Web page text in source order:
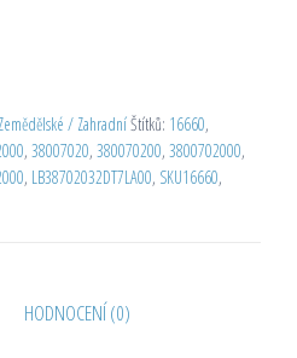
/ ZahradníŠtítků: 16660,
, 38007020, 380070200, 3800702000,
, LB38702032DT7LA00, SKU16660,
HODNOCENÍ (0)